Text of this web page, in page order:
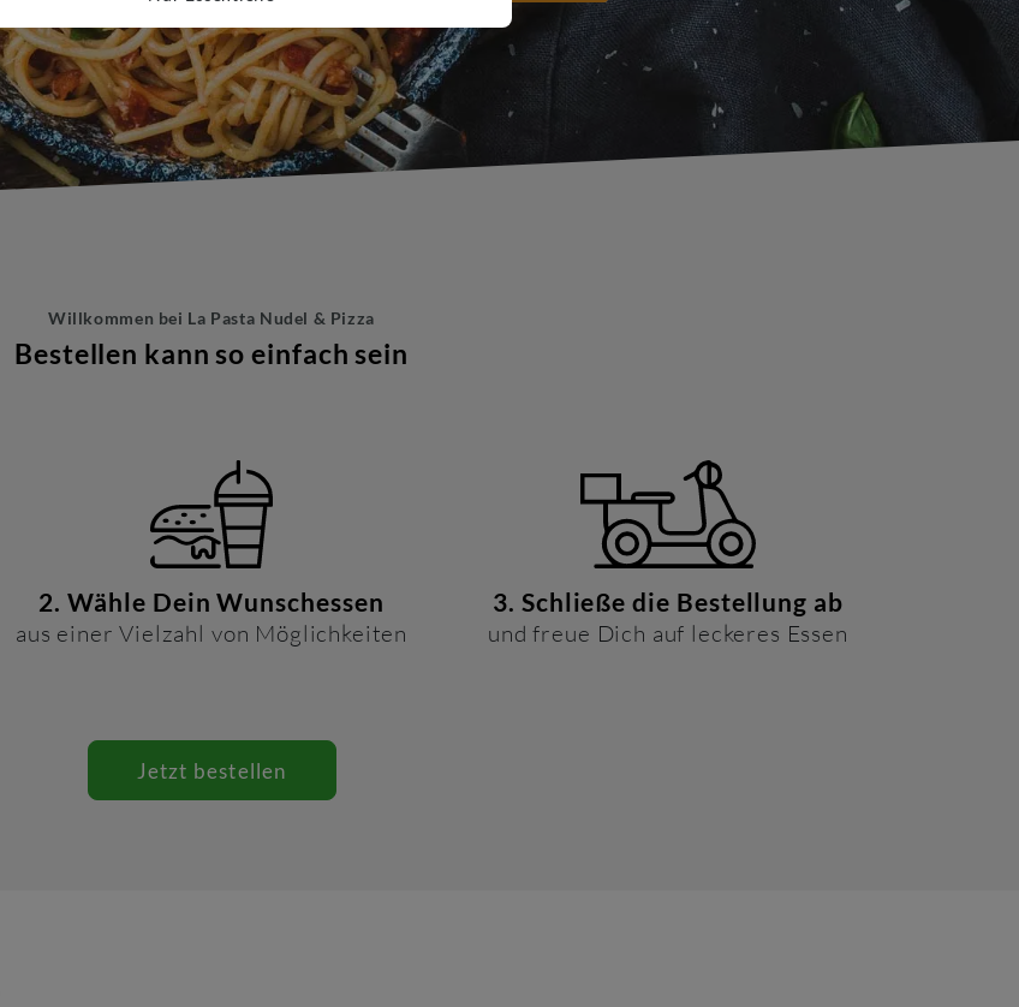
Willkommen bei La Pasta Nudel & Pizza
Bestellen kann so einfach sein
2. Wähle Dein Wunschessen
aus einer Vielzahl von Möglichkeiten
3. Schließe die Bestellung ab
und freue Dich auf leckeres Essen
Jetzt bestellen